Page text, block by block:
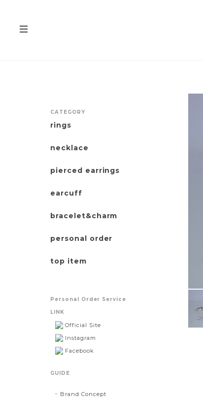
CATEGORY
rings
necklace
pierced earrings
earcuff
bracelet&charm
personal order
top item
Personal Order Service
LINK
Official Site
Instagram
Facebook
GUIDE
Brand Concept